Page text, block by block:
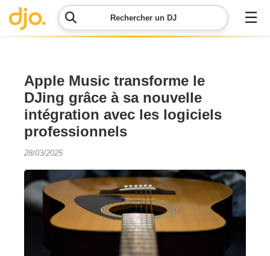
Rechercher un DJ ☰
Menu
Contacter
DJO
ma
demande
Simulateur
de prix
Apple Music transforme le
DJing grâce à sa nouvelle
intégration avec les logiciels
professionnels
28/03/2025